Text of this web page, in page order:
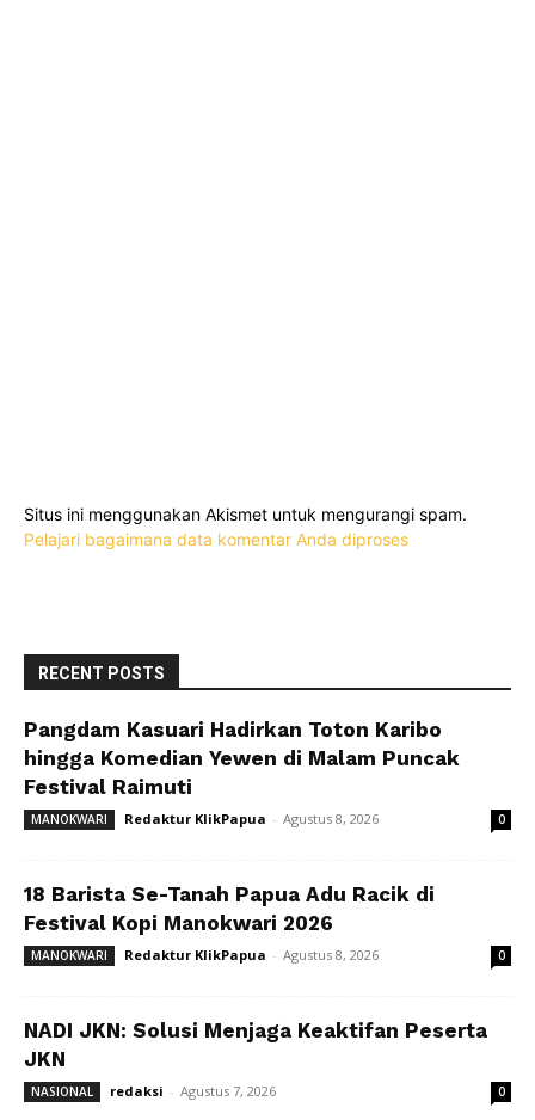
Situs ini menggunakan Akismet untuk mengurangi spam.
Pelajari bagaimana data komentar Anda diproses
RECENT POSTS
Pangdam Kasuari Hadirkan Toton Karibo
hingga Komedian Yewen di Malam Puncak
Festival Raimuti
MANOKWARI Redaktur KlikPapua - Agustus 8, 2026 0
18 Barista Se-Tanah Papua Adu Racik di
Festival Kopi Manokwari 2026
MANOKWARI Redaktur KlikPapua - Agustus 8, 2026 0
NADI JKN: Solusi Menjaga Keaktifan Peserta
JKN
NASIONAL redaksi - Agustus 7, 2026 0